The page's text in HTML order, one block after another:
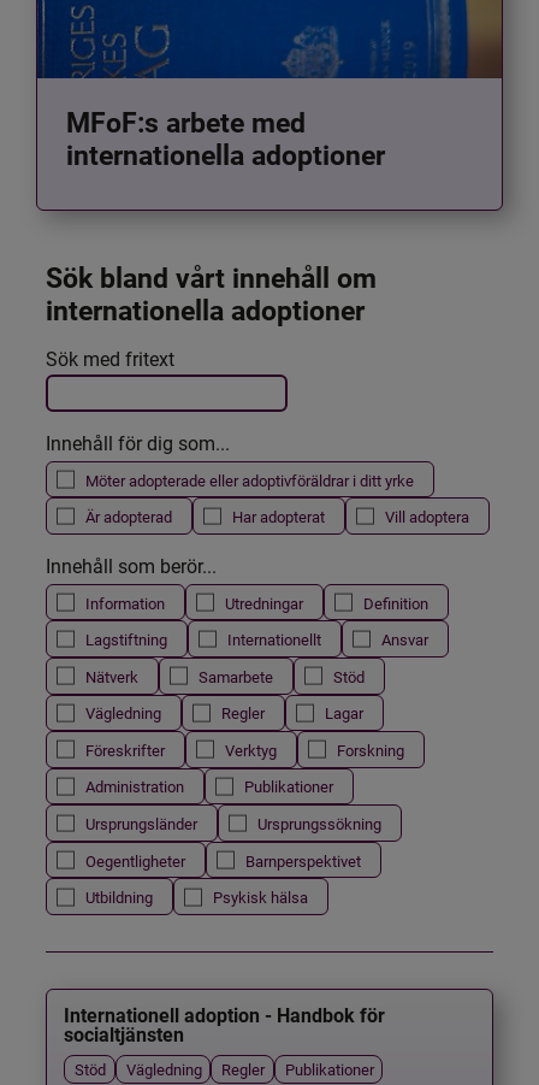
MFoF:s arbete med
internationella adoptioner
Sök bland vårt innehåll om
internationella adoptioner
Filtrera resultatet
Det här formuläret postas automatiskt
Sök med fritext
Innehåll för dig som...
Möter adopterade eller adoptivföräldrar i ditt yrke
Är adopterad
Har adopterat Vill adoptera
Innehåll som berör...
Information Utredningar
Definition
Lagstiftning
Internationellt
Ansvar
Nätverk
Samarbete
Stöd
Vägledning
Regler
Lagar
Föreskrifter
Verktyg
Forskning
Administration
Publikationer
Ursprungsländer
Ursprungssökning
Oegentligheter
Barnperspektivet
Utbildning
Psykisk hälsa
Internationell adoption - Handbok för
socialtjänsten
Stöd Vägledning Regler Publikationer